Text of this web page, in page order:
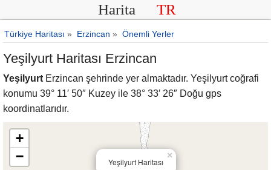
Harita TR
Türkiye Haritası » Erzincan » Önemli Yerler
Yeşilyurt Haritası Erzincan
Yeşilyurt Erzincan şehrinde yer almaktadır. Yeşilyurt coğrafi
konumu 39° 11′ 50″ Kuzey ile 38° 33′ 26″ Doğu gps
koordinatlarıdır.
Yeşilyurt Haritası
×
+
−